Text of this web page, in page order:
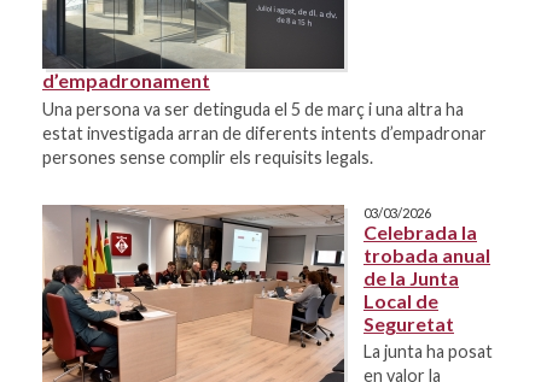
d’empadronament
Una persona va ser detinguda el 5 de març i una altra ha
estat investigada arran de diferents intents d’empadronar
persones sense complir els requisits legals.
03/03/2026
Celebrada la
trobada anual
de la Junta
Local de
Seguretat
La junta ha posat
en valor la